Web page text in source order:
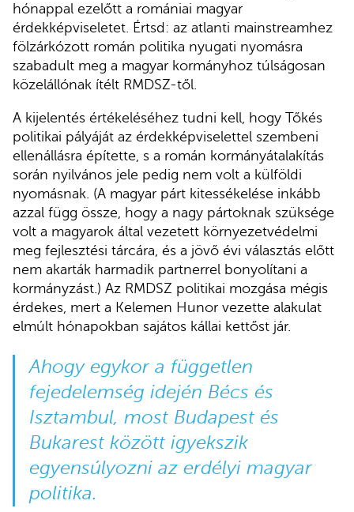
hónappal ezelőtt a romániai magyar
érdekképviseletet. Értsd: az atlanti mainstreamhez
fölzárkózott román politika nyugati nyomásra
szabadult meg a magyar kormányhoz túlságosan
közelállónak ítélt RMDSZ-től.
A kijelentés értékeléséhez tudni kell, hogy Tőkés
politikai pályáját az érdekképviselettel szembeni
ellenállásra építette, s a román kormányátalakítás
során nyilvános jele pedig nem volt a külföldi
nyomásnak. (A magyar párt kitessékelése inkább
azzal függ össze, hogy a nagy pártoknak szüksége
volt a magyarok által vezetett környezetvédelmi
meg fejlesztési tárcára, és a jövő évi választás előtt
nem akarták harmadik partnerrel bonyolítani a
kormányzást.) Az RMDSZ politikai mozgása mégis
érdekes, mert a Kelemen Hunor vezette alakulat
elmúlt hónapokban sajátos kállai kettőst jár.
Ahogy egykor a független
fejedelemség idején Bécs és
Isztambul, most Budapest és
Bukarest között igyekszik
egyensúlyozni az erdélyi magyar
politika.